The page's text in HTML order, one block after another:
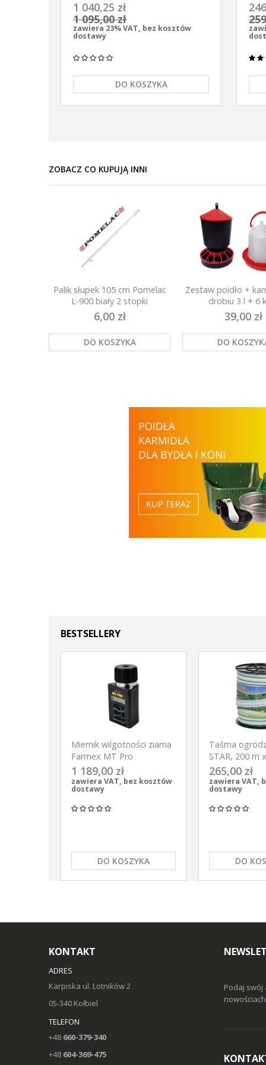
uniwersalny Pomelac AS-7900 7,9
Jula
1 040,25 zł
1 095,00 zł
zawiera 23% VAT, bez kosztów
dostawy
DO KOSZYKA
9/
ZOBACZ CO KUPUJĄ INNI
Palik słupek 105 cm Pomelac
L-900 biały 2 stopki
(najmocniejszy)
6,00 zł
DO KOSZYKA
Zestaw poidło +
drobiu 3 l + 6
39,00 zł
DO
BESTSELLERY
Miernik wilgotności ziarna
Farmex MT Pro
1 189,00 zł
zawiera VAT, bez kosztów
dostawy
DO KOSZYKA
Taśma
STAR, 200 m
biało-zielona,
265,00 zł
zawiera VAT,
dostawy
DO
KONTAKT
ADRES
Karpiska ul. Lotników 2
05-340 Kołbiel
TELEFON
+48 660-379-340
+48 604-369-475
Podaj swój